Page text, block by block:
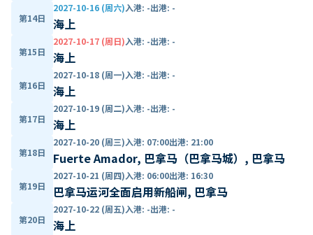
第14日
2027-10-16 (周六)入港: -出港: -
海上
第15日
2027-10-17 (周日)入港: -出港: -
海上
第16日
2027-10-18 (周一)入港: -出港: -
海上
第17日
2027-10-19 (周二)入港: -出港: -
海上
第18日
2027-10-20 (周三)入港: 07:00出港: 21:00
Fuerte Amador, 巴拿马（巴拿马城）, 巴拿马
第19日
2027-10-21 (周四)入港: 06:00出港: 16:30
巴拿马运河全面启用新船闸, 巴拿马
第20日
2027-10-22 (周五)入港: -出港: -
海上